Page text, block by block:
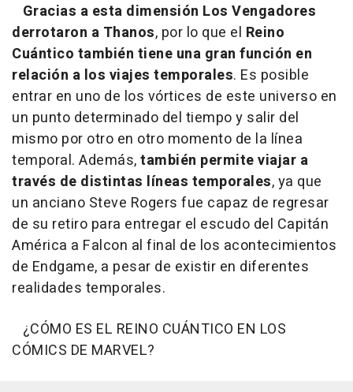
Gracias a esta dimensión Los Vengadores
derrotaron a Thanos, por lo que el Reino
Cuántico también tiene una gran función en
relación a los viajes temporales. Es posible
entrar en uno de los vórtices de este universo en
un punto determinado del tiempo y salir del
mismo por otro en otro momento de la línea
temporal. Además,también permite viajar a
través de distintas líneas temporales, ya que
un anciano Steve Rogers fue capaz de regresar
de su retiro para entregar el escudo del Capitán
América a Falcon al final de los acontecimientos
de Endgame, a pesar de existir en diferentes
realidades temporales.
¿CÓMO ES EL REINO CUÁNTICO EN LOS
CÓMICS DE MARVEL?